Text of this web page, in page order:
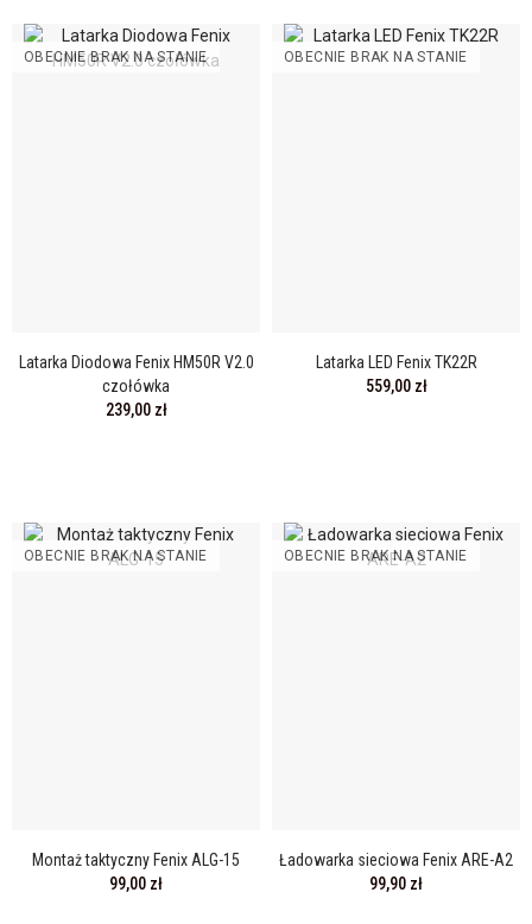
OBECNIE BRAK NA STANIE
Latarka Diodowa Fenix HM50R V2.0
czołówka
239,00 zł
OBECNIE BRAK NA STANIE
Latarka LED Fenix TK22R
559,00 zł
OBECNIE BRAK NA STANIE
Montaż taktyczny Fenix ALG-15
99,00 zł
OBECNIE BRAK NA STANIE
Ładowarka sieciowa Fenix ARE-A2
99,90 zł